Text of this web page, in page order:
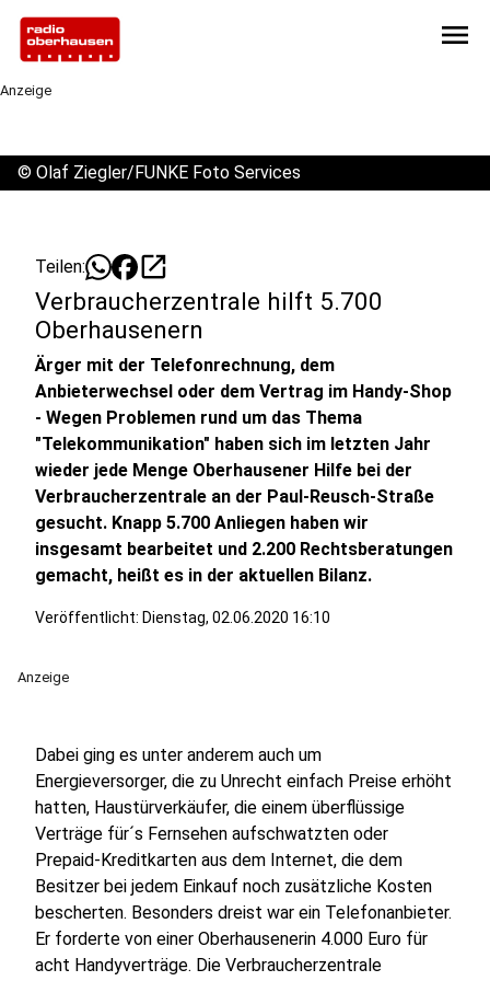
menu
Anzeige
© Olaf Ziegler/FUNKE Foto Services
Teilen: open_in_new
Verbraucherzentrale hilft 5.700
Oberhausenern
Ärger mit der Telefonrechnung, dem
Anbieterwechsel oder dem Vertrag im Handy-Shop
- Wegen Problemen rund um das Thema
"Telekommunikation" haben sich im letzten Jahr
wieder jede Menge Oberhausener Hilfe bei der
Verbraucherzentrale an der Paul-Reusch-Straße
gesucht. Knapp 5.700 Anliegen haben wir
insgesamt bearbeitet und 2.200 Rechtsberatungen
gemacht, heißt es in der aktuellen Bilanz.
Veröffentlicht: Dienstag, 02.06.2020 16:10
Anzeige
Dabei ging es unter anderem auch um
Energieversorger, die zu Unrecht einfach Preise erhöht
hatten, Haustürverkäufer, die einem überflüssige
Verträge für´s Fernsehen aufschwatzten oder
Prepaid-Kreditkarten aus dem Internet, die dem
Besitzer bei jedem Einkauf noch zusätzliche Kosten
bescherten. Besonders dreist war ein Telefonanbieter.
Er forderte von einer Oberhausenerin 4.000 Euro für
acht Handyverträge. Die Verbraucherzentrale